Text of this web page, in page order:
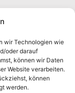
wir Technologien wie
oder darauf
können wir Daten
Website verarbeiten.
können
werden.